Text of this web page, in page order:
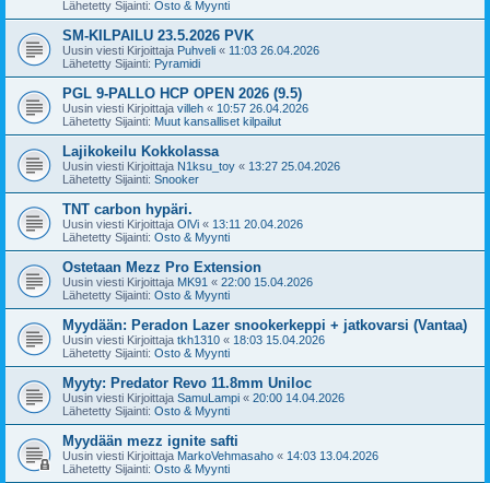
Lähetetty Sijainti: Osto & Myynti
SM-KILPAILU 23.5.2026 PVK
Uusin viesti Kirjoittaja Puhveli « 11:03 26.04.2026
Lähetetty Sijainti: Pyramidi
PGL 9-PALLO HCP OPEN 2026 (9.5)
Uusin viesti Kirjoittaja villeh « 10:57 26.04.2026
Lähetetty Sijainti: Muut kansalliset kilpailut
Lajikokeilu Kokkolassa
Uusin viesti Kirjoittaja N1ksu_toy « 13:27 25.04.2026
Lähetetty Sijainti: Snooker
TNT carbon hypäri.
Uusin viesti Kirjoittaja OlVi « 13:11 20.04.2026
Lähetetty Sijainti: Osto & Myynti
Ostetaan Mezz Pro Extension
Uusin viesti Kirjoittaja MK91 « 22:00 15.04.2026
Lähetetty Sijainti: Osto & Myynti
Myydään: Peradon Lazer snookerkeppi + jatkovarsi (Vantaa)
Uusin viesti Kirjoittaja tkh1310 « 18:03 15.04.2026
Lähetetty Sijainti: Osto & Myynti
Myyty: Predator Revo 11.8mm Uniloc
Uusin viesti Kirjoittaja SamuLampi « 20:00 14.04.2026
Lähetetty Sijainti: Osto & Myynti
Myydään mezz ignite safti
Uusin viesti Kirjoittaja MarkoVehmasaho « 14:03 13.04.2026
Lähetetty Sijainti: Osto & Myynti